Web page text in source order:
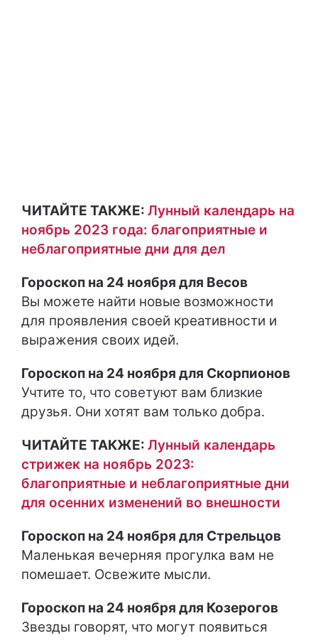
ЧИТАЙТЕ ТАКЖЕ: Лунный календарь на
ноябрь 2023 года: благоприятные и
неблагоприятные дни для дел
Гороскоп на 24 ноября для Весов
Вы можете найти новые возможности
для проявления своей креативности и
выражения своих идей.
Гороскоп на 24 ноября для Скорпионов
Учтите то, что советуют вам близкие
друзья. Они хотят вам только добра.
ЧИТАЙТЕ ТАКЖЕ: Лунный календарь
стрижек на ноябрь 2023:
благоприятные и неблагоприятные дни
для осенних изменений во внешности
Гороскоп на 24 ноября для Стрельцов
Маленькая вечерняя прогулка вам не
помешает. Освежите мысли.
Гороскоп на 24 ноября для Козерогов
Звезды говорят, что могут появиться